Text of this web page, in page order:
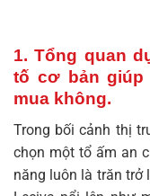
1. Tổng quan
tố cơ bản giúp
mua không.
Trong bối cảnh thị
chọn một tổ ấm an
năng luôn là trăn trở